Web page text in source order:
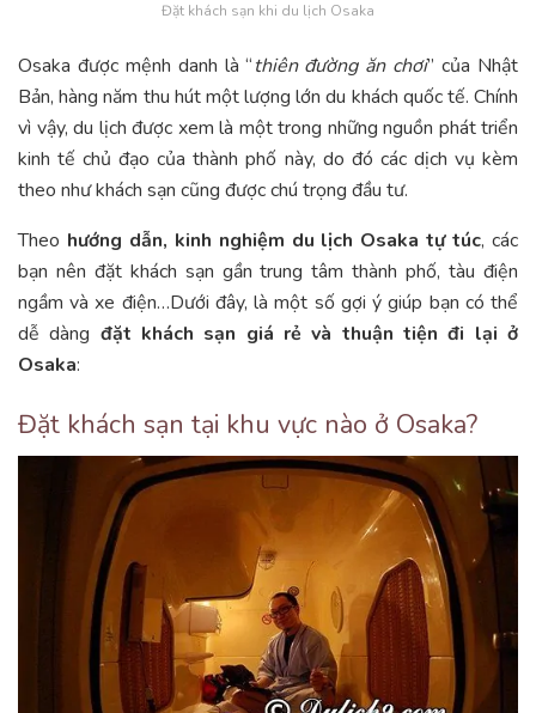
Đặt khách sạn khi du lịch Osaka
Osaka được mệnh danh là “thiên đường ăn chơi” của Nhật
Bản, hàng năm thu hút một lượng lớn du khách quốc tế. Chính
vì vậy, du lịch được xem là một trong những nguồn phát triển
kinh tế chủ đạo của thành phố này, do đó các dịch vụ kèm
theo như khách sạn cũng được chú trọng đầu tư.
Theo hướng dẫn, kinh nghiệm du lịch Osaka tự túc, các
bạn nên đặt khách sạn gần trung tâm thành phố, tàu điện
ngầm và xe điện…Dưới đây, là một số gợi ý giúp bạn có thể
dễ dàng đặt khách sạn giá rẻ và thuận tiện đi lại ở
Osaka:
Đặt khách sạn tại khu vực nào ở Osaka?